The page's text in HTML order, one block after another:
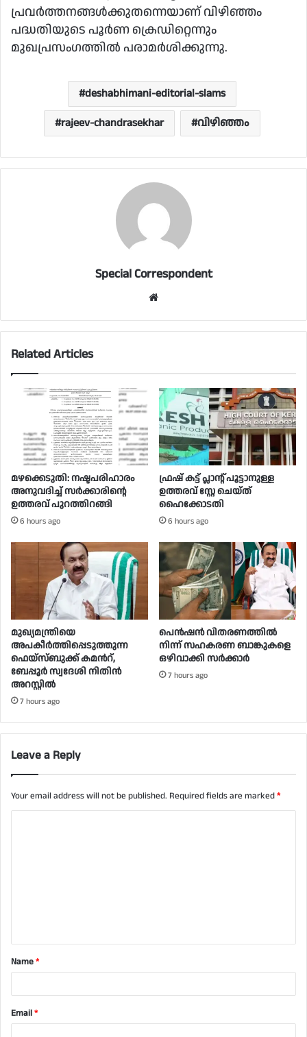
പ്രവര്‍ത്തനങ്ങള്‍ക്കുതന്നെയാണ് വിഴിഞ്ഞം
പദ്ധതിയുടെ പൂര്‍ണ ക്രെഡിറ്റെന്നും
മുഖപ്രസംഗത്തില്‍ പരാമര്‍ശിക്കുന്നു.
deshabhimani-editorial-slams
rajeev-chandrasekhar
വിഴിഞ്ഞം
Special Correspondent
Related Articles
മഴക്കെടുതി: നഷ്ടപരിഹാരം
അനുവദിച്ച് സർക്കാരിന്റെ
ഉത്തരവ് പുറത്തിറങ്ങി
6 hours ago
ഫ്രഷ് കട്ട് പ്ലാന്റ് പൂട്ടാനുള്ള
ഉത്തരവ് സ്റ്റേ ചെയ്ത്
ഹൈക്കോടതി
6 hours ago
മുഖ്യമന്ത്രിയെ
അപകീർത്തിപ്പെടുത്തുന്ന
ഫെയ്സ്ബുക്ക് കമന്‍റ്,
ബേപ്പൂർ സ്വദേശി നിതിൻ
അറസ്റ്റിൽ
7 hours ago
പെൻഷൻ വിതരണത്തിൽ
നിന്ന് സഹകരണ ബാങ്കുകളെ
ഒഴിവാക്കി സർക്കാർ
7 hours ago
Leave a Reply
Your email address will not be published. Required fields are marked*
t
*Name*
Email*